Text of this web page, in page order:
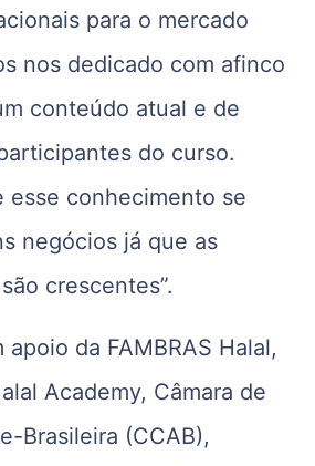
para o mercado
nos dedicado com afinco
conteúdo atual e de
do curso.
esse conhecimento se
negócios já que as
crescentes”.
da FAMBRAS Halal,
Academy, Câmara de
Brasileira (CCAB),